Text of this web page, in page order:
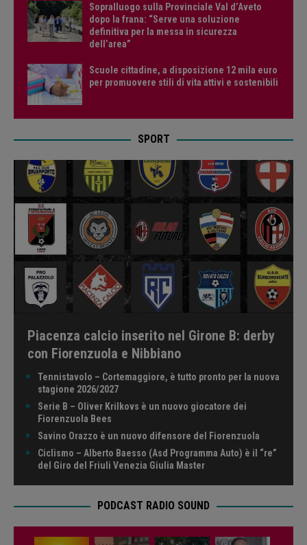
Sopralluogo sulla Provinciale Val d’Aveto
dopo la frana: “Serve una soluzione
definitiva per la messa in sicurezza
dell’area”
Scuole cittadine, a disposizione 12 mila euro
per promuovere stili di vita attivi e sostenibili
SPORT
Piacenza calcio inserito nel Girone B: derby
con Fiorenzuola e Nibbiano
Tennistavolo – Cortemaggiore, è tutto pronto per la nuova
stagione 2026/2027
Serie B – Oliver Krilkovs è un nuovo giocatore dei
Fiorenzuola Bees
Savino Orazzo è un nuovo difensore del Fiorenzuola
Ciclismo – Alberto Baesso (Asd Programma Auto) è il “re”
del Giro del Friuli Venezia Giulia Master
PODCAST RADIO SOUND